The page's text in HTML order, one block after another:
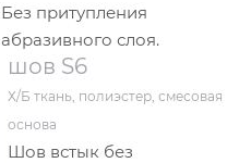
Без притупления
абразивного слоя.
шов S6
Х/Б ткань, полиэстер, смесовая
основа
Шов встык без